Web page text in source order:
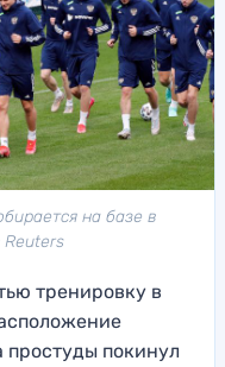
на базе в
Reuters
тренировку в
покинул